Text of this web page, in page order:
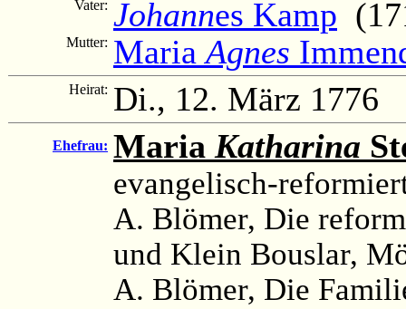
Vater: Johannes Kamp
Mutter: MariaAgnes
Heirat: Di., 12. März 1776
Ehefrau: Maria Katharina
evangelisch-
A. Blömer, Die
und Klein Bouslar,
A. Blömer, Die